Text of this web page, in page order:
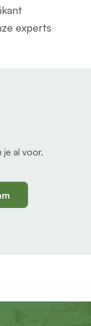
experts
je al voor.